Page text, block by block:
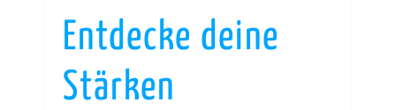
Entdecke deine
Stärken